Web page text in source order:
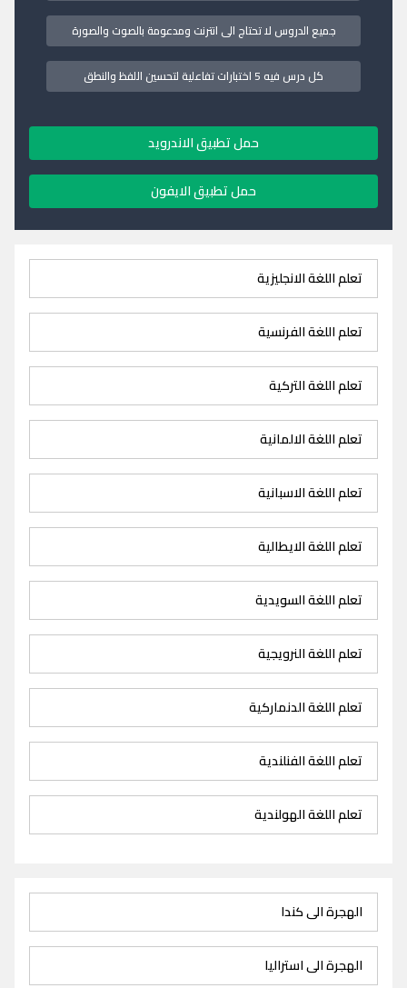
جميع الدروس لا تحتاج الى انترنت ومدعومة بالصوت والصورة
كل درس فيه 5 اختبارات تفاعلية لتحسين اللفظ والنطق
حمل تطبيق الاندرويد
حمل تطبيق الايفون
تعلم اللغة الانجليزية
تعلم اللغة الفرنسية
تعلم اللغة التركية
تعلم اللغة الالمانية
تعلم اللغة الاسبانية
تعلم اللغة الايطالية
تعلم اللغة السويدية
تعلم اللغة النرويجية
تعلم اللغة الدنماركية
تعلم اللغة الفنلندية
تعلم اللغة الهولندية
الهجرة الى كندا
الهجرة الى استراليا